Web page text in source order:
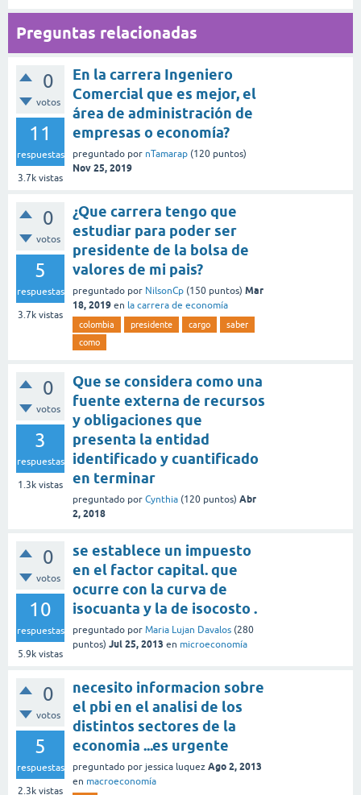
Preguntas relacionadas
0
votos
11
respuestas
3.7k vistas
En la carrera Ingeniero
Comercial que es mejor, el
área de administración de
empresas o economía?
preguntado por nTamarap (120 puntos)
Nov 25, 2019
0
votos
5
respuestas
3.7k vistas
¿Que carrera tengo que
estudiar para poder ser
presidente de la bolsa de
valores de mi pais?
preguntado por NilsonCp (150 puntos) Mar
18, 2019 en la carrera de economía
colombia presidente cargo
saber
como
0
votos
3
respuestas
1.3k vistas
Que se considera como una
fuente externa de recursos
y obligaciones que
presenta la entidad
identificado y cuantificado
en terminar
preguntado por Cynthia (120 puntos) Abr
2, 2018
0
votos
10
respuestas
5.9k vistas
se establece un impuesto
en el factor capital. que
ocurre con la curva de
isocuanta y la de isocosto .
preguntado por Maria Lujan Davalos (280
puntos) Jul 25, 2013 en microeconomía
0
votos
5
respuestas
2.3k vistas
necesito informacion sobre
el pbi en el analisi de los
distintos sectores de la
economia ...es urgente
preguntado por jessica luquez Ago 2, 2013
en macroeconomía